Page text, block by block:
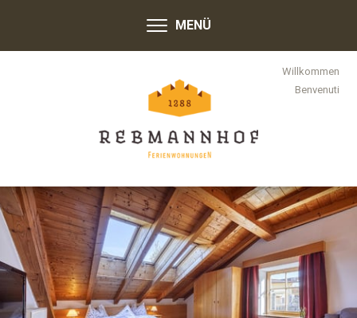
MENÜ
Willkommen
Benvenuti